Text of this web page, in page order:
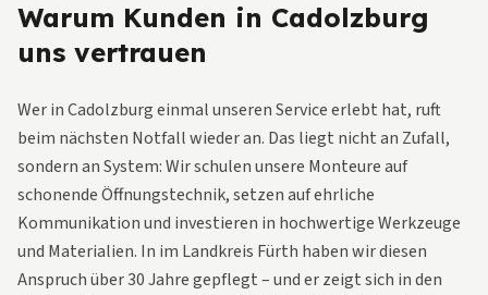
Warum Kunden in Cadolzburg
uns vertrauen
Wer in Cadolzburg einmal unseren Service erlebt hat, ruft
beim nächsten Notfall wieder an. Das liegt nicht an Zufall,
sondern an System: Wir schulen unsere Monteure auf
schonende Öffnungstechnik, setzen auf ehrliche
Kommunikation und investieren in hochwertige Werkzeuge
und Materialien. In im Landkreis Fürth haben wir diesen
Anspruch über 30 Jahre gepflegt – und er zeigt sich in den